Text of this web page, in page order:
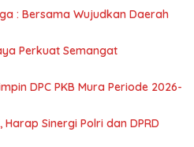
: Bersama Wujudkan Daerah
Perkuat Semangat
DPC PKB Mura Periode 2026-
Sinergi Polri dan DPRD